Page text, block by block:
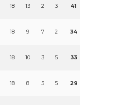
18 13 2 3 41
18 9 7 2 34
18 10 3 5 33
18 8 5 5 29